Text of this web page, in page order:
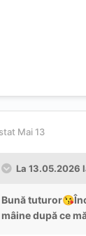
Mai 13
La 13.05.2026
Bună tuturor😘
mâine după ce